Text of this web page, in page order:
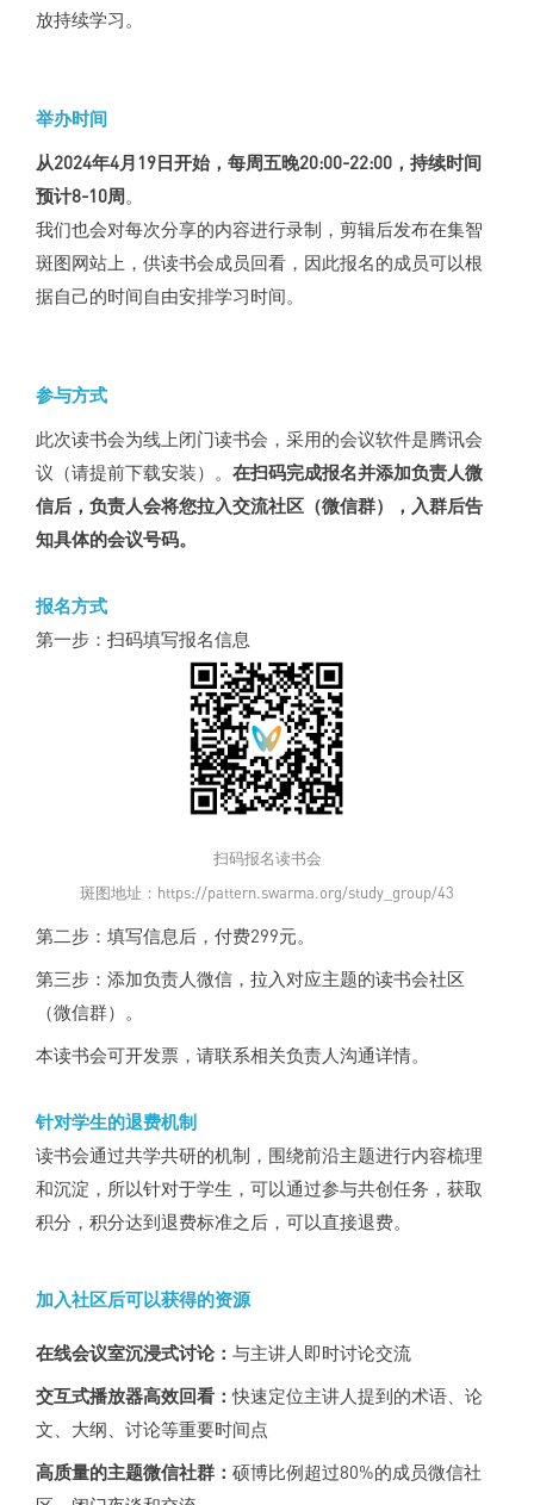
放持续学习。
举办时间
从2024年4月19日开始，每周五晚20:00-22:00，持续时间
预计8-10周。
我们也会对每次分享的内容进行录制，剪辑后发布在集智
斑图网站上，供读书会成员回看，因此报名的成员可以根
据自己的时间自由安排学习时间。
参与方式
此次读书会为线上闭门读书会，采用的会议软件是腾讯会
议（请提前下载安装）。 在扫码完成报名并添加负责人微
信后，负责人会将您拉入交流社区（微信群），入群后告
知具体的会议号码。
报名方式
第一步：扫码填写报名信息
扫码报名读书会
斑图地址：https://pattern.swarma.org/study_group/43
第二步：填写信息后，付费299元。
第三步：添加负责人微信，拉入对应主题的读书会社区
（微信群）。
本读书会可开发票，请联系相关负责人沟通详情。
针对学生的退费机制
读书会通过共学共研的机制，围绕前沿主题进行内容梳理
和沉淀，所以针对于学生，可以通过参与共创任务，获取
积分，积分达到退费标准之后，可以直接退费。
加入社区后可以获得的资源
在线会议室沉浸式讨论： 与主讲人即时讨论交流
交互式播放器高效回看：快速定位主讲人提到的术语、论
文、大纲、讨论等重要时间点
高质量的主题微信社群： 硕博比例超过80%的成员微信社